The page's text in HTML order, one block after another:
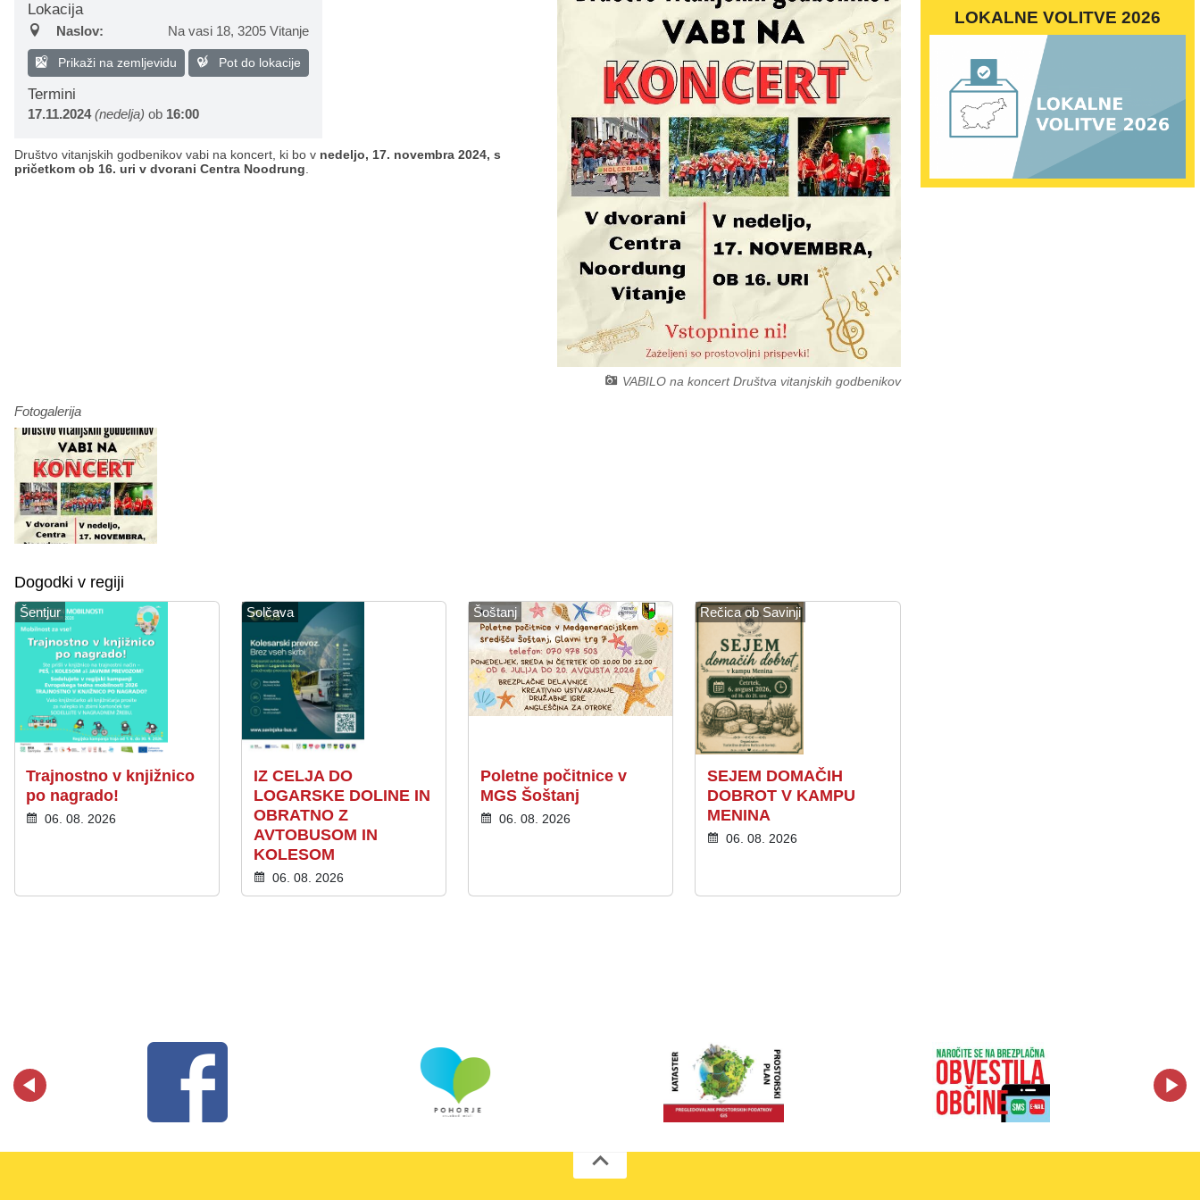
VABILO na koncert Društva vitanjskih godbenikov
Lokacija
Naslov: Na vasi 18, 3205 Vitanje
Prikaži na zemljevidu Pot do lokacije
Termini
17.11.2024(nedelja) ob 16:00
Društvo vitanjskih godbenikov vabi na koncert, ki bo v nedeljo, 17. novembra 2024, s
pričetkom ob 16. uri v dvorani Centra Noodrung
Fotogalerija
Dogodki v regiji
Šentjur
Trajnostno v knjižnico
po nagrado!
06. 08. 2026
Solčava
IZ CELJA DO
LOGARSKE DOLINE IN
OBRATNO Z
AVTOBUSOM IN
KOLESOM
06. 08. 2026
Šoštanj
Poletne počitnice v
MGS Šoštanj
06. 08. 2026
Rečica ob Savinji
SEJEM DOMAČIH
DOBROT V KAMPU
MENINA
06. 08. 2026
LOKALNE VOLITVE 2026
Načrt integritete
Občinski predpisi
Proračuni občine
Občinski časopis
Projekti in investicije